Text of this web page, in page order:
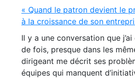
« Quand le patron devient le
à la croissance de son
Il y a une conversation que
de fois, presque dans les
dirigeant me décrit ses
équipes qui manquent